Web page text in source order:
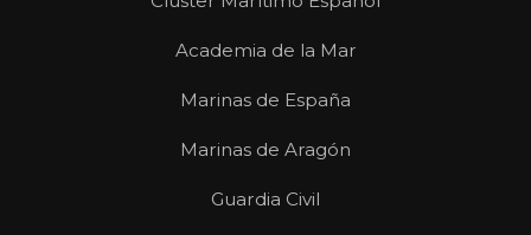
Academia de la Mar
Marinas de España
Marinas de Aragón
Guardia Civil